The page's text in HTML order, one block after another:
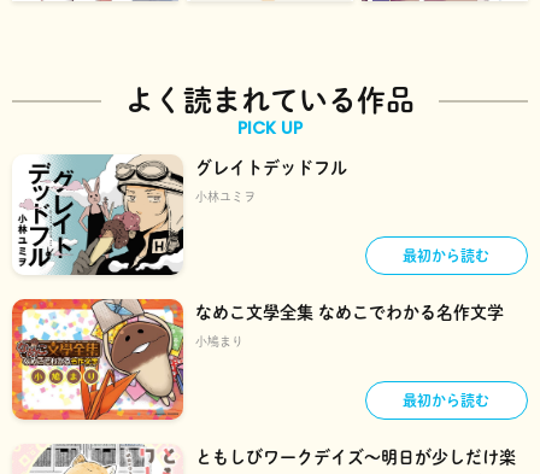
よく読まれている作品
PICK UP
グレイトデッドフル
小林ユミヲ
最初から読む
なめこ文學全集 なめこでわかる名作文学
小鳩まり
最初から読む
ともしびワークデイズ～明日が少しだけ楽